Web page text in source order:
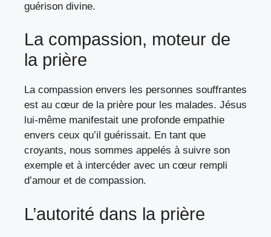
guérison divine.
La compassion, moteur de
la prière
La compassion envers les personnes souffrantes
est au cœur de la prière pour les malades. Jésus
lui-même manifestait une profonde empathie
envers ceux qu’il guérissait. En tant que
croyants, nous sommes appelés à suivre son
exemple et à intercéder avec un cœur rempli
d’amour et de compassion.
L’autorité dans la prière